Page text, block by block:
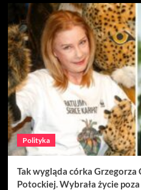
Polityka
Tak wygląda córka
Potockiej. Wybrała życie